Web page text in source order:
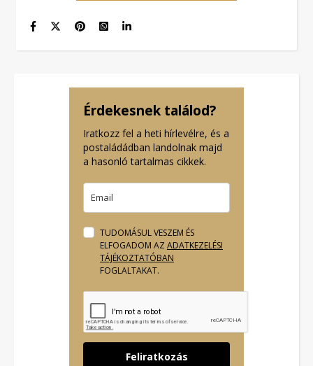
Érdekesnek találod?
Iratkozz fel a heti hírlevélre, és a
postaládádban landolnak majd
a hasonló tartalmas cikkek.
TUDOMÁSUL VESZEM ÉS
ELFOGADOM AZ ADATKEZELÉSI
TÁJÉKOZTATÓBAN
FOGLALTAKAT.
Feliratkozás